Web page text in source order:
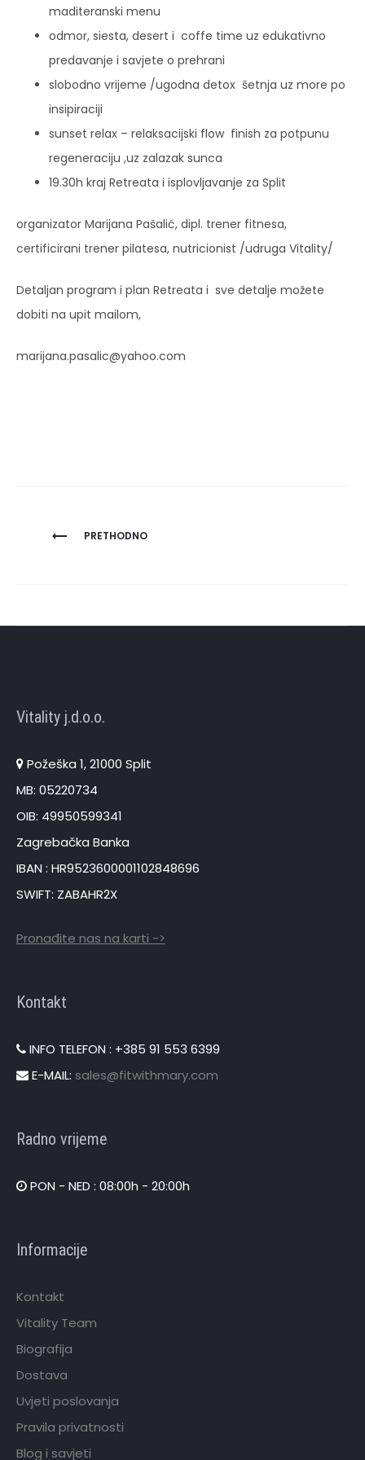
maditeranski menu
odmor, siesta, desert i coffe time uz edukativno
predavanje i savjete o prehrani
slobodno vrijeme /ugodna detox šetnja uz more po
insipiraciji
sunset relax – relaksacijski flow finish za potpunu
regeneraciju ,uz zalazak sunca
19.30h kraj Retreata i isplovljavanje za Split
organizator Marijana Pašalić, dipl. trener fitnesa,
certificirani trener pilatesa, nutricionist /udruga Vitality/
Detaljan program i plan Retreata i sve detalje možete
dobiti na upit mailom,
marijana.pasalic@yahoo.com
Navigacija
PRETHODNO
Vitality j.d.o.o.
Požeška 1, 21000 Split
MB: 05220734
OIB: 49950599341
Zagrebačka Banka
IBAN : HR9523600001102848696
SWIFT: ZABAHR2X
Pronađite nas na karti ->
Kontakt
INFO TELEFON : +385 91 553 6399
E-MAIL: sales@fitwithmary.com
Radno vrijeme
PON - NED : 08:00h - 20:00h
Informacije
Kontakt
Vitality Team
Biografija
Dostava
Uvjeti poslovanja
Pravila privatnosti
Blog i savjeti